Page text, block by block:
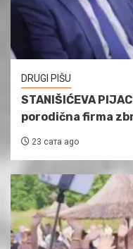
DRUGI PIŠU
STANIŠIĆEVA
porodična firma
23 сата ago